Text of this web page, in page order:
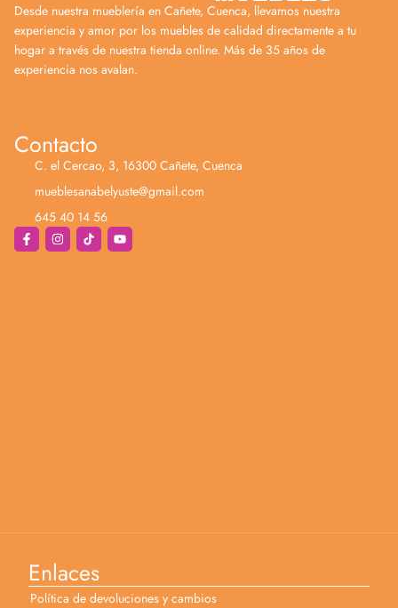
Desde nuestra mueblería en Cañete, Cuenca, llevamos nuestra
experiencia y amor por los muebles de calidad directamente a tu
hogar a través de nuestra tienda online. Más de 35 años de
experiencia nos avalan.
Contacto
C. el Cercao, 3, 16300 Cañete, Cuenca
mueblesanabelyuste@gmail.com
645 40 14 56
Enlaces
Política de devoluciones y cambios